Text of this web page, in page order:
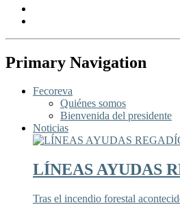
Primary Navigation
Fecoreva
Quiénes somos
Bienvenida del presidente
Noticias
LÍNEAS AYUDAS
Tras el incendio forestal